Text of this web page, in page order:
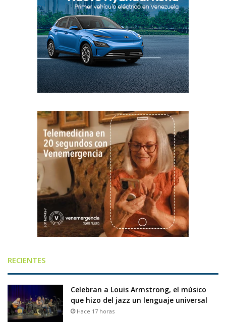
RECIENTES
Celebran a Louis Armstrong, el músico
que hizo del jazz un lenguaje universal
Hace 17 horas